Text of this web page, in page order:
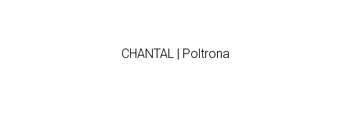
CHANTAL | Poltrona